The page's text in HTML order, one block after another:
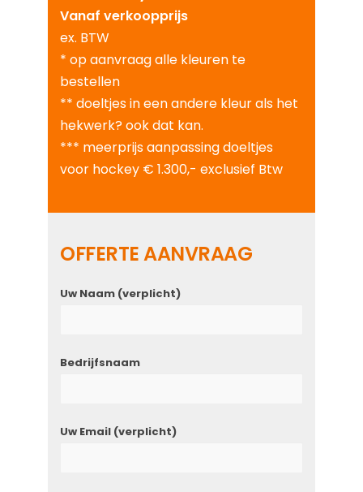
Vanaf verkoopprijs
ex. BTW
* op aanvraag alle kleuren te
bestellen
** doeltjes in een andere kleur als het
hekwerk? ook dat kan.
*** meerprijs aanpassing doeltjes
voor hockey € 1.300,- exclusief Btw
OFFERTE AANVRAAG
Uw Naam (verplicht)
Bedrijfsnaam
Uw Email (verplicht)